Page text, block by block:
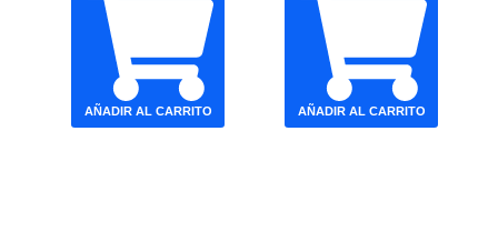
AÑADIR AL CARRITO AÑADIR AL CARRITO